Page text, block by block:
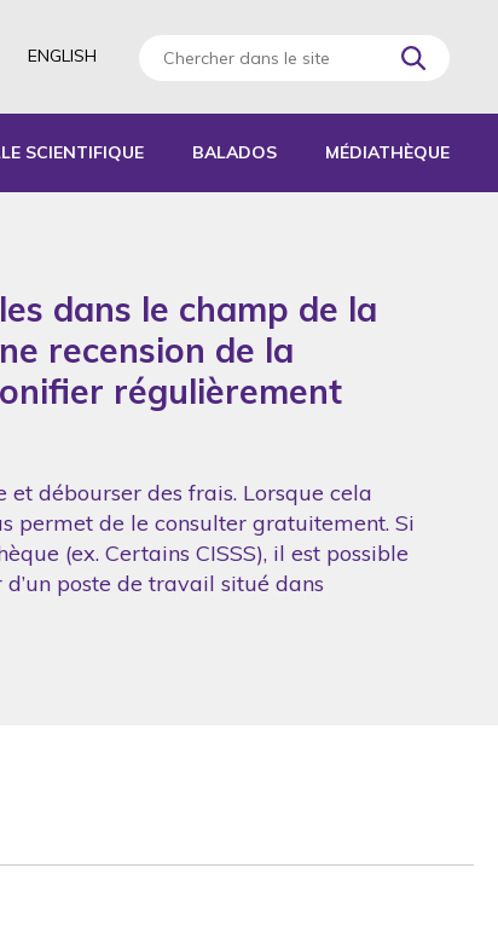
ENGLISH
SCIENTIFIQUE BALADOS MÉDIATHÈQUE
dans le champ de la
recension de la
régulièrement
débourser des frais. Lorsque cela
permet de le consulter gratuitement. Si
(ex. Certains CISSS), il est possible
poste de travail situé dans